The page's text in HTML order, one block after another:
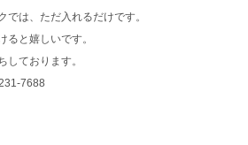
では、ただ入れるだけです。
ると嬉しいです。
しております。
7688